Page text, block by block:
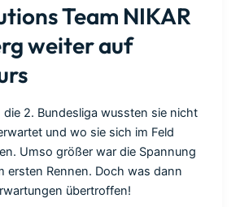
Team NIKAR
weiter auf
die 2. Bundesliga wussten sie nicht
und wo sie sich im Feld
Umso größer war die Spannung
ersten Rennen. Doch was dann
übertroffen!